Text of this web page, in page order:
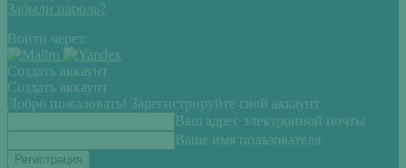
Забыли пароль?
Войти через:
Создать аккаунт
Создать аккаунт
Добро пожаловать! Зарегистрируйте свой аккаунт
Ваш адрес электронной почты
Ваше имя пользователя